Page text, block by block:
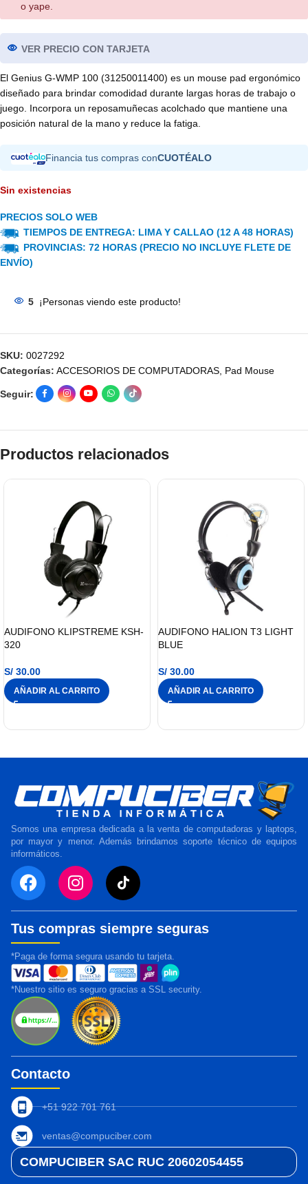
o yape.
VER PRECIO CON TARJETA
El Genius G-WMP 100 (31250011400) es un mouse pad ergonómico
diseñado para brindar comodidad durante largas horas de trabajo o
juego. Incorpora un reposamuñecas acolchado que mantiene una
posición natural de la mano y reduce la fatiga.
Financia tus compras conCUOTÉALO
Sin existencias
PRECIOS SOLO WEB
TIEMPOS DE ENTREGA: LIMA Y CALLAO (12 A 48 HORAS)
PROVINCIAS: 72 HORAS (PRECIO NO INCLUYE FLETE DE
ENVÍO)
5 ¡Personas viendo este producto!
SKU: 0027292
Categorías: ACCESORIOS DE COMPUTADORAS, Pad Mouse
Seguir:
Productos relacionados
AUDIFONO KLIPSTREME KSH-
320
S/ 30.00
AÑADIR AL CARRITO
AUDIFONO HALION T3 LIGHT
BLUE
S/ 30.00
AÑADIR AL CARRITO
Somos una empresa dedicada a la venta de computadoras y laptops,
por mayor y menor. Además brindamos soporte técnico de equipos
informáticos.
Tus compras siempre seguras
*Paga de forma segura usando tu tarjeta.
*Nuestro sitio es seguro gracias a SSL security.
Contacto
+51 922 701 761
ventas@compuciber.com
COMPUCIBER SAC RUC 20602054455